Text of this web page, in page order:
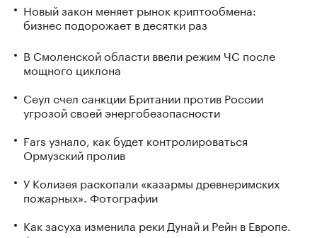
Новый закон меняет рынок криптообмена:
бизнес подорожает в десятки раз
В Смоленской области ввели режим ЧС после
мощного циклона
Сеул счел санкции Британии против России
угрозой своей энергобезопасности
Fars узнало, как будет контролироваться
Ормузский пролив
У Колизея раскопали «казармы древнеримских
пожарных». Фотографии
Как засуха изменила реки Дунай и Рейн в Европе.